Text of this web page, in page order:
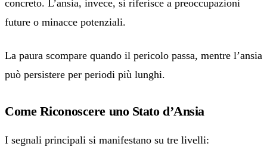
concreto. L’ansia, invece, si riferisce a preoccupazioni
future o minacce potenziali.
La paura scompare quando il pericolo passa, mentre l’ansia
può persistere per periodi più lunghi.
Come Riconoscere uno Stato d’Ansia
I segnali principali si manifestano su tre livelli: